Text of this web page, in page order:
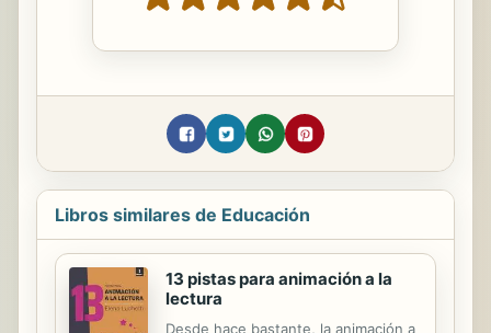
Libros similares de Educación
13 pistas para animación a la
lectura
Desde hace bastante, la animación a